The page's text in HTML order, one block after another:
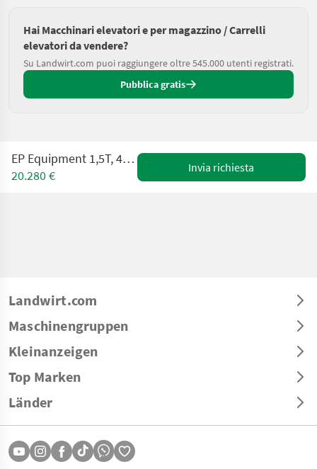
Hai Macchinari elevatori e per magazzino / Carrelli
elevatori da vendere?
Su Landwirt.com puoi raggiungere oltre 545.000 utenti registrati.
Pubblica gratis
EP Equipment 1,5T, 4,8m Triplex NEUGERÄT
20.280 €
Invia richiesta
Landwirt.com
Maschinengruppen
Kleinanzeigen
Top Marken
Länder